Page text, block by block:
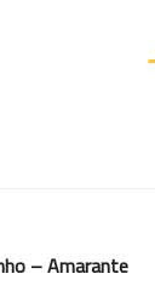
– Amarante